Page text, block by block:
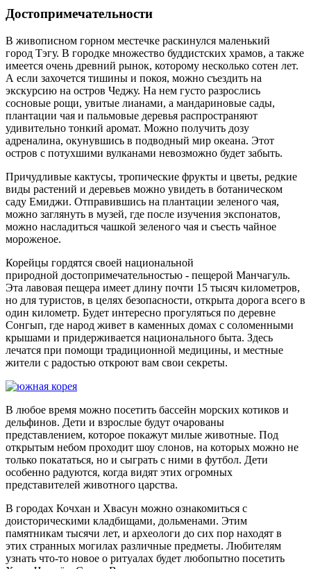
Достопримечательности
В живописном горном местечке раскинулся маленький
город Тэгу. В городке множество буддистских храмов, а также
имеется очень древний рынок, которому несколько сотен лет.
А если захочется тишины и покоя, можно съездить на
экскурсию на остров Чеджу. На нем густо разрослись
сосновые рощи, увитые лианами, а мандариновые сады,
плантации чая и пальмовые деревья распространяют
удивительно тонкий аромат. Можно получить дозу
адреналина, окунувшись в подводный мир океана. Этот
остров с потухшими вулканами невозможно будет забыть.
Причудливые кактусы, тропические фрукты и цветы, редкие
виды растений и деревьев можно увидеть в ботаническом
саду Емиджи. Отправившись на плантации зеленого чая,
можно заглянуть в музей, где после изучения экспонатов,
можно насладиться чашкой зеленого чая и съесть чайное
мороженое.
Корейцы гордятся своей национальной
природной достопримечательностью - пещерой Манчагуль.
Эта лавовая пещера имеет длину почти 15 тысяч километров,
но для туристов, в целях безопасности, открыта дорога всего в
один километр. Будет интересно прогуляться по деревне
Сонгып, где народ живет в каменных домах с соломенными
крышами и придерживается национального быта. Здесь
лечатся при помощи традиционной медицины, и местные
жители с радостью откроют вам свои секреты.
В любое время можно посетить бассейн морских котиков и
дельфинов. Дети и взрослые будут очарованы
представлением, которое покажут милые животные. Под
открытым небом проходит шоу слонов, на которых можно не
только покататься, но и сыграть с ними в футбол. Дети
особенно радуются, когда видят этих огромных
представителей животного царства.
В городах Кочхан и Хвасун можно ознакомиться с
доисторическими кладбищами, дольменами. Этим
памятникам тысячи лет, и археологи до сих пор находят в
этих странных могилах различные предметы. Любителям
узнать что-то новое о ритуалах будет любопытно посетить